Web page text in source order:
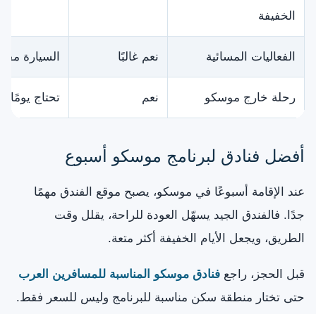
الخفيفة
الفعاليات المسائية نعم غالبًا السيارة
رحلة خارج موسكو نعم تحتاج يومًا
أفضل فنادق لبرنامج موسكو أسبوع
عند الإقامة أسبوعًا في موسكو، يصبح موقع الفندق مهمًا
جدًا. فالفندق الجيد يسهّل العودة للراحة، يقلل وقت
الطريق، ويجعل الأيام الخفيفة أكثر متعة.
قبل الحجز، راجع فنادق موسكو المناسبة للمسافرين العرب
حتى تختار منطقة سكن مناسبة للبرنامج وليس للسعر فقط.